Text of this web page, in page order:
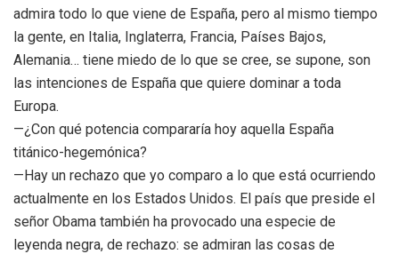
admira todo lo que viene de España, pero al mismo tiempo
la gente, en Italia, Inglaterra, Francia, Países Bajos,
Alemania… tiene miedo de lo que se cree, se supone, son
las intenciones de España que quiere dominar a toda
Europa.
—¿Con qué potencia compararía hoy aquella España
titánico-hegemónica?
—Hay un rechazo que yo comparo a lo que está ocurriendo
actualmente en los Estados Unidos. El país que preside el
señor Obama también ha provocado una especie de
leyenda negra, de rechazo: se admiran las cosas de